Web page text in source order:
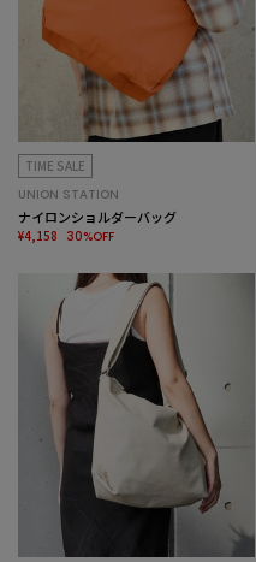
TIME SALE
UNION STATION
ナイロンショルダーバッグ
¥4,158 30%OFF